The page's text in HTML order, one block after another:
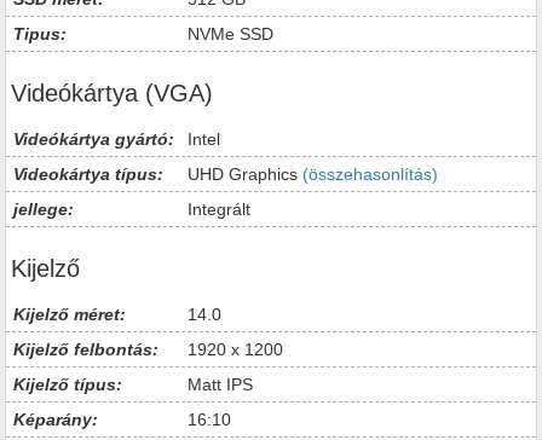
Tipus:
NVMe SSD
Videókártya (VGA)
Videókártya gyártó:
Intel
Videokártya típus:
UHD Graphics (összehasonlítás)
jellege:
Integrált
Kijelző
Kijelző méret:
14.0
Kijelző felbontás:
1920 x 1200
Kijelző típus:
Matt IPS
Képarány:
16:10